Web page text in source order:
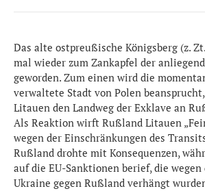
Das alte ostpreußische Königsberg (z.
mal wieder zum Zankapfel der
geworden. Zum einen wird die
verwaltete Stadt von Polen
Litauen den Landweg der Exklave an
Als Reaktion wirft Rußland Litauen
wegen der Einschränkungen des
Rußland drohte mit Konsequenzen,
auf die EU-Sanktionen berief, die
Ukraine gegen Rußland verhängt